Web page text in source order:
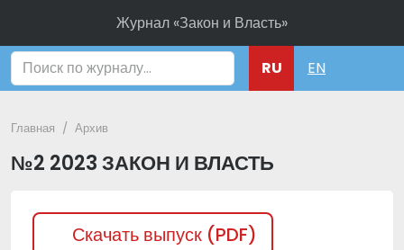
Журнал «Закон и Власть»
RU EN
Главная Архив
№2 2023 ЗАКОН И ВЛАСТЬ
Скачать выпуск (PDF)